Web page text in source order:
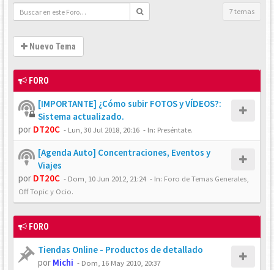
7 temas
Nuevo Tema
FORO
[IMPORTANTE] ¿Cómo subir FOTOS y VÍDEOS?:
Sistema actualizado.
por DT20C - Lun, 30 Jul 2018, 20:16 - In: Preséntate.
[Agenda Auto] Concentraciones, Eventos y
Viajes
por DT20C - Dom, 10 Jun 2012, 21:24 - In: Foro de Temas Generales,
Off Topic y Ocio.
FORO
Tiendas Online - Productos de detallado
por Michi - Dom, 16 May 2010, 20:37